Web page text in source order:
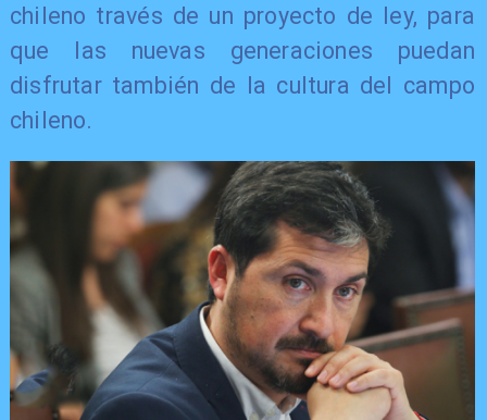
chileno través de un proyecto de ley, para
que las nuevas generaciones puedan
disfrutar también de la cultura del campo
chileno.